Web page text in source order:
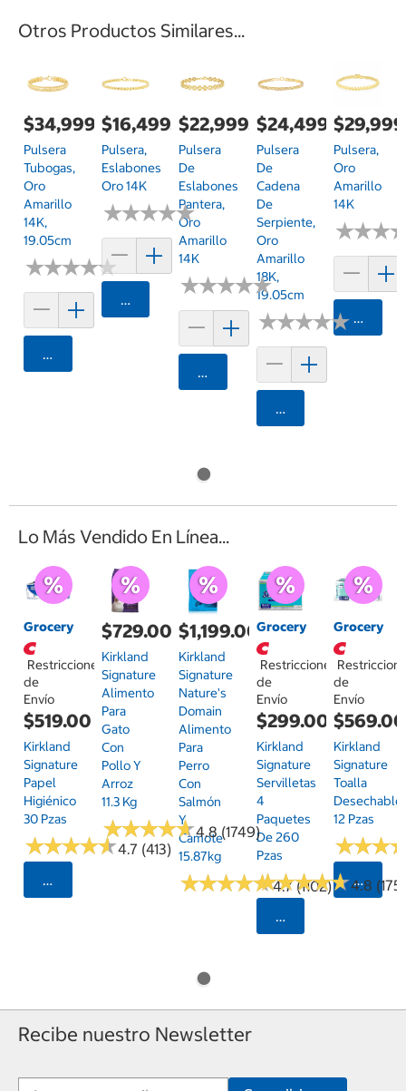
Otros Productos Similares...
$34,999.00
Pulsera
Tubogas,
Oro
Amarillo
14K,
19.05cm
★★★★★
★★★★★
Agregar
$16,499.00
Pulsera,
Eslabones
Oro 14K
★★★★★
★★★★★
Agregar
$22,999.00
Pulsera
De
Eslabones
Pantera,
Oro
Amarillo
14K
★★★★★
★★★★★
Agregar
$24,499.00
Pulsera
De
Cadena
De
Serpiente,
Oro
Amarillo
18K,
19.05cm
★★★★★
★★★★★
Agregar
Pulsera,
Oro
Amarillo
14K
★★★
★★★
Lo Más Vendido En Línea...
Grocery
Restricciones
de
Envío
$519.00
Kirkland
Signature
Papel
Higiénico
30 Pzas
★★★★★
★★★★★4.7 (413)
Seleccionar Código Postal
$729.00
Kirkland
Signature
Alimento
Para
Gato
Con
Pollo Y
Arroz
11.3 Kg
★★★★★
★★★★★4.8 (1749)
$1,199.00
Kirkland
Signature
Nature's
Domain
Alimento
Para
Perro
Con
Salmón
Y
Camote
15.87kg
★★★★★
★★★★★4.7 (1102)
Grocery
Restricciones
de
Envío
$299.00
Kirkland
Signature
Servilletas
4
Paquetes
De 260
Pzas
★★★★★
★★★★★4.8 (175)
Seleccionar
Grocery
de
Envío
$569.00
Kirkland
Signature
Toalla
Desechable
12 Pzas
★★★
★★★
Recibe nuestro Newsletter